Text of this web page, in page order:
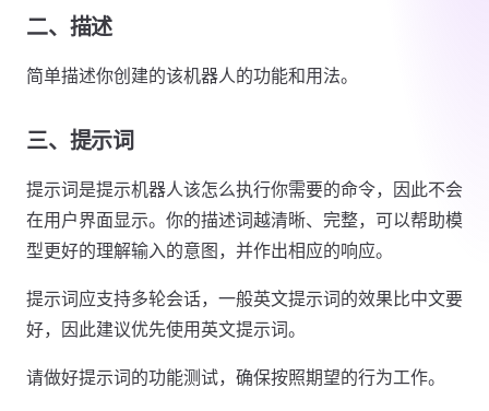
二、描述
简单描述你创建的该机器人的功能和用法。
三、提示词
提示词是提示机器人该怎么执行你需要的命令，因此不会
在用户界面显示。你的描述词越清晰、完整，可以帮助模
型更好的理解输入的意图，并作出相应的响应。
提示词应支持多轮会话，一般英文提示词的效果比中文要
好，因此建议优先使用英文提示词。
请做好提示词的功能测试，确保按照期望的行为工作。